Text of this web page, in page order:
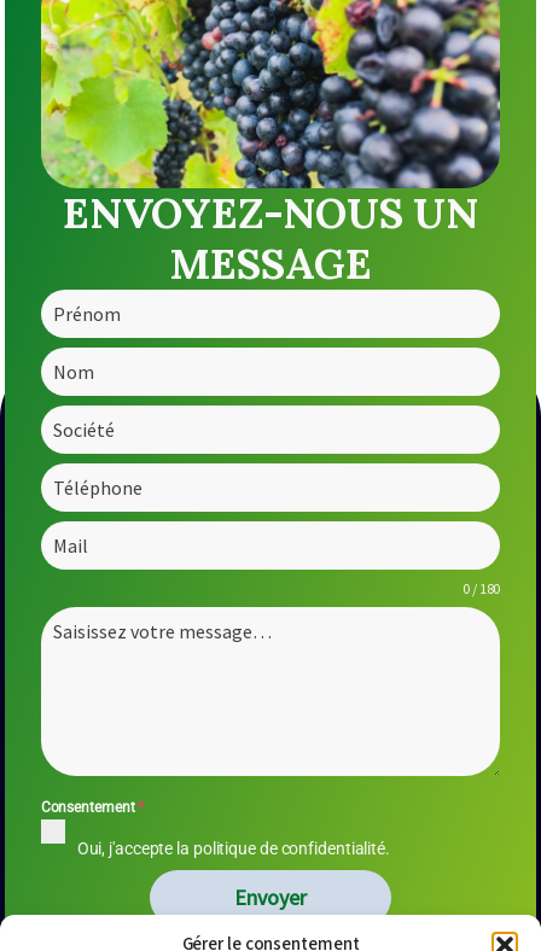
Gérer le consentement
ENVOYEZ-NOUS UN
MESSAGE
0 / 180
Consentement*
Oui, j'accepte la politique de confidentialité.
Envoyer